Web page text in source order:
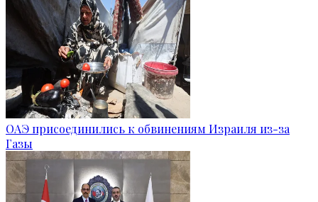
ОАЭ присоединились к обвинениям Израиля из-за
Газы